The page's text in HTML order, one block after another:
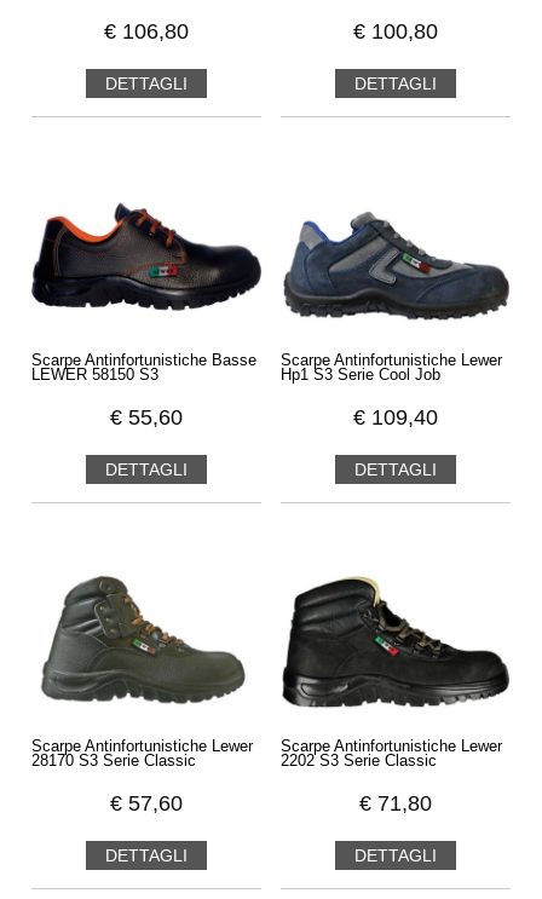
€ 106,80
DETTAGLI
€ 100,80
DETTAGLI
Scarpe Antinfortunistiche Basse
LEWER 58150 S3
€ 55,60
DETTAGLI
Scarpe Antinfortunistiche Lewer
Hp1 S3 Serie Cool Job
€ 109,40
DETTAGLI
Scarpe Antinfortunistiche Lewer
28170 S3 Serie Classic
€ 57,60
DETTAGLI
Scarpe Antinfortunistiche Lewer
2202 S3 Serie Classic
€ 71,80
DETTAGLI